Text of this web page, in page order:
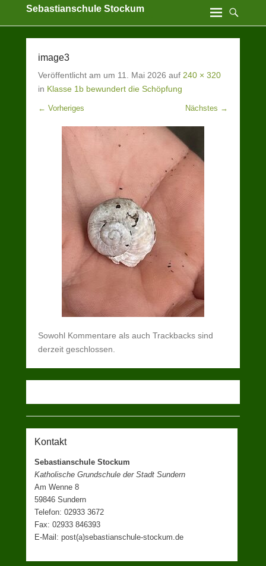
Sebastianschule Stockum
image3
Veröffentlicht am um 11. Mai 2026 auf 240 × 320
in Klasse 1b bewundert die Schöpfung
← Vorheriges Nächstes →
Sowohl Kommentare als auch Trackbacks sind
derzeit geschlossen.
Kontakt
Sebastianschule Stockum
Katholische Grundschule der Stadt Sundern
Am Wenne 8
59846 Sundern
Telefon: 02933 3672
Fax: 02933 846393
E-Mail: post(a)sebastianschule-stockum.de